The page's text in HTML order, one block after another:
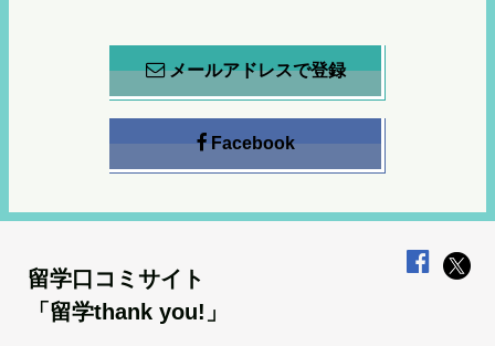
メールアドレスで登録
Facebook
留学口コミサイト
「留学thank you!」